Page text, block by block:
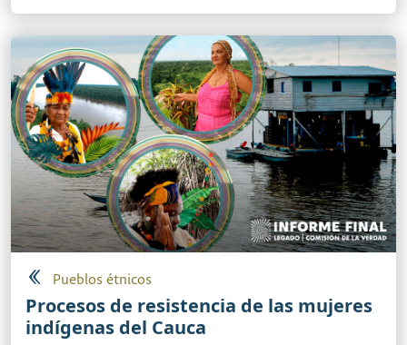
Pueblos étnicos
Procesos de resistencia de las mujeres
indígenas del Cauca